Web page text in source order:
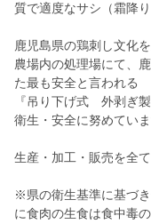
質で適度なサシ（霜降り
鹿児島県の鶏刺し文化
農場内の処理場にて、
た最も安全と言われる
『吊り下げ式 外剥ぎ製
衛生・安全に努めていま
生産・加工・販売を全
※県の衛生基準に基づ
に食肉の生食は食中毒